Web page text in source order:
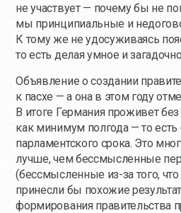
не участвует — почему бы не
мы принципиальные и
К тому же не удосуживаясь
то есть делая умное и
Объявление о создании
к пасхе — а она в этом году
В итоге Германия проживет без
как минимум полгода — то
парламентского срока. Это
лучше, чем бессмысленные
(бессмысленные из-затого,
принесли бы похожие
формирования правительства